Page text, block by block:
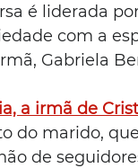
é liderada
com a
Gabriela
a irmã de
do marido,
de